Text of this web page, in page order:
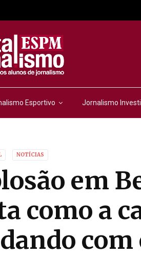
Esportivo Jornalismo
NOTÍCIAS
em
como a
com